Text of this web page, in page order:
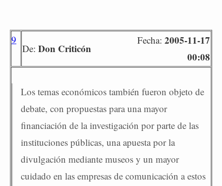
9
De: Don Criticón
Fecha: 2005-11-17
00:08
Los temas económicos también fueron objeto de
debate, con propuestas para una mayor
financiación de la investigación por parte de las
instituciones públicas, una apuesta por la
divulgación mediante museos y un mayor
cuidado en las empresas de comunicación a estos